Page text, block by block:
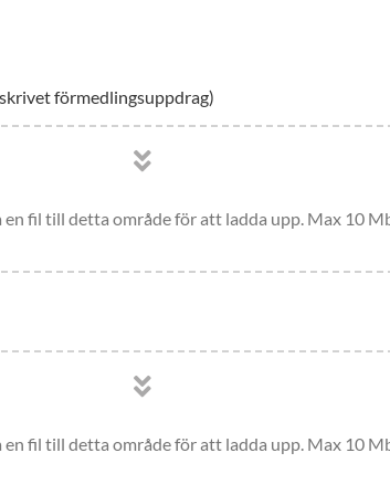
förmedlingsuppdrag)
en fil till detta område för att ladda upp. Max 10
en fil till detta område för att ladda upp. Max 10